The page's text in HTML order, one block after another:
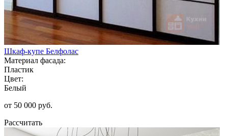
Шкаф-купе Белфолас
Материал фасада:
Пластик
Цвет:
Белый
от 50 000 руб.
Рассчитать